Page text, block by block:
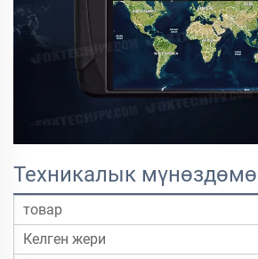
Техникалык мүнөздөмө
товар
Келген жери